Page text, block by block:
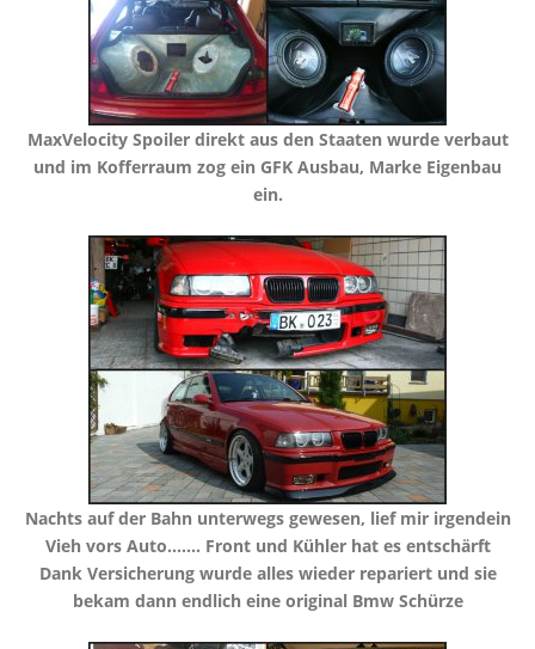
​MaxVelocity Spoiler direkt aus den Staaten wurde verbaut
und im Kofferraum zog ein GFK Ausbau, Marke Eigenbau
ein.
​Nachts auf der Bahn unterwegs gewesen, lief mir irgendein
Vieh vors Auto....... Front und Kühler hat es entschärft
​Dank Versicherung wurde alles wieder repariert und sie
bekam dann endlich eine original Bmw Schürze